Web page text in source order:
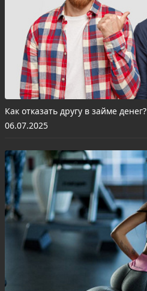
Как отказать другу в займе денег?
06.07.2025